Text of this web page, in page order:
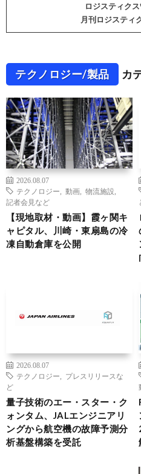
ロジスティク
月刊ロジスティ
テクノロジー/製品 カ
2026.08.07
テクノロジー
動画 物流施設
記者会見など
【現地取材・動画】霞ヶ関キ
ャピタル、川崎・東扇島の冷
凍自動倉庫を公開
2026.08.07
テクノロジー
プレスリリースな
ど
量子技術のエー・スター・ク
ォンタム、JALエンジニアリ
ングから航空機の故障予測分
析基盤構築を受託